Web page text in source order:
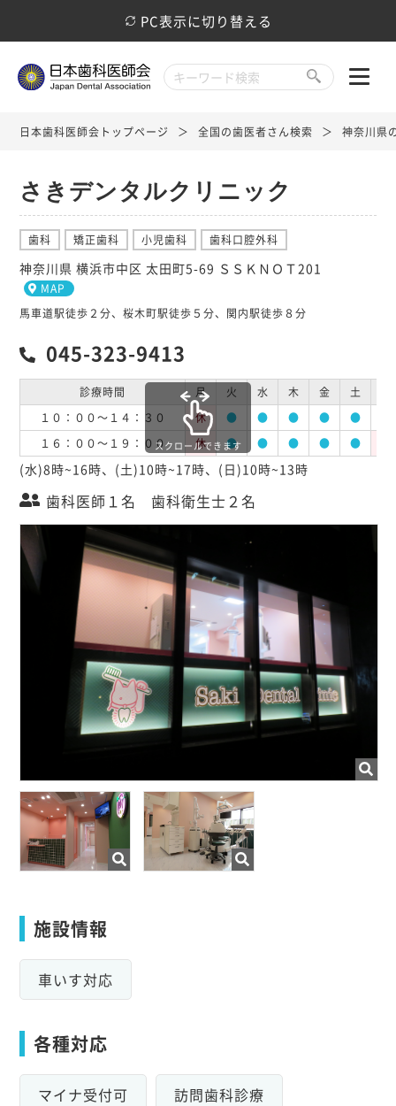
PC表示に切り替える
日本歯科医師会トップページ 全国の歯医者さん検索 神奈川県
さきデンタルクリニック
歯科 矯正歯科 小児歯科 歯科口腔外科
神奈川県 横浜市中区 太田町5-69 ＳＳＫＮＯＴ201
MAP
馬車道駅徒歩２分、桜木町駅徒歩５分、関内駅徒歩８分
045-323-9413
診療時間 月 火 水 木 金 土
１０：００～１４：３０
休 ● ● ● ● ●
１６：００～１９：００
休 ● ● ● ● ●
スクロールできます
(水)8時~16時、(土)10時~17時、(日)10時~13時
歯科医師１名 歯科衛生士２名
施設情報
車いす対応
各種対応
マイナ受付可 訪問歯科診療